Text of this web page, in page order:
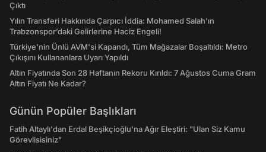
Çıktı
Yılın Transferi Hakkında Çarpıcı İddia: Mohamed Salah'ın
Trabzonspor’daki Gelirlerine Haciz Engeli!
Türkiye'nin Ünlü AVM'si Kapandı, Tüm Mağazalar Boşaltıldı: Metro
Çıkışını Kullananlara Uyarı Yapıldı
Altın Fiyatında Son 28 Haftanın Rekoru Kırıldı: 7 Ağustos Cuma Gram
Altın Fiyatı Ne Kadar?
Günün Popüler Başlıkları
Fatih Altaylı'dan Erdal Beşikçioğlu'na Ağır Eleştiri: "Ulan Siz Kamu
Görevlisisiniz"